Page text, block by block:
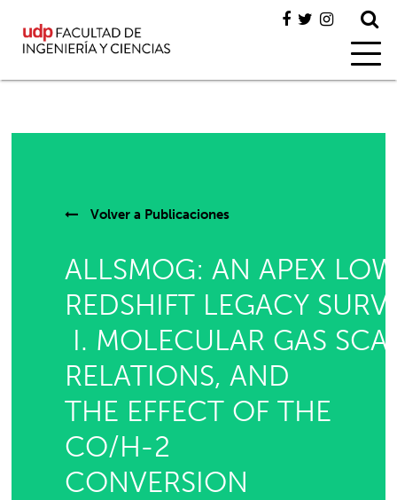
Volver a Publicaciones
ALLSMOG: AN APEX
REDSHIFT LEGACY
I. MOLECULAR GAS
RELATIONS, AND
THE EFFECT OF THE
CO/H-2
CONVERSION